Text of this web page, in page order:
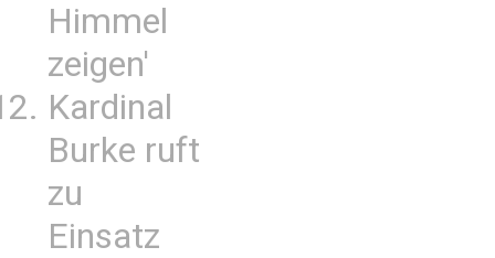
Himmel
zeigen'
Kardinal
Burke ruft
zu
Einsatz